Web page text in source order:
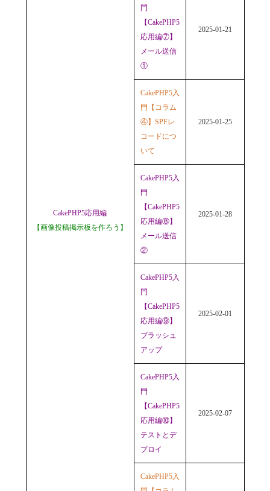
CakePHP5応用編
【画像投稿掲示板を作ろう】
門
【CakePHP5
応用編⑦】
メール送信
①
2025-01-21
CakePHP5入
門【コラム
④】SPFレ
コードにつ
いて
2025-01-25
CakePHP5入
門
【CakePHP5
応用編⑧】
メール送信
②
2025-01-28
CakePHP5入
門
【CakePHP5
応用編⑨】
ブラッシュ
アップ
2025-02-01
CakePHP5入
門
【CakePHP5
応用編⑩】
テストとデ
プロイ
2025-02-07
CakePHP5入